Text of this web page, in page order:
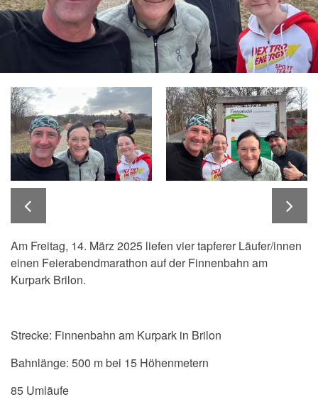
Am Freitag, 14. März 2025 liefen vier tapferer Läufer/innen
einen Feierabendmarathon auf der Finnenbahn am
Kurpark Brilon.
Strecke: Finnenbahn am Kurpark in Brilon
Bahnlänge: 500 m bei 15 Höhenmetern
85 Umläufe